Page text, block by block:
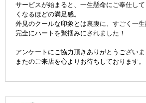
サービスが始まると、一生懸命にご奉仕し
くなるほどの満足感。
外見のクールな印象とは裏腹に、すごく一
完全にハートを鷲掴みにされました！
アンケートにご協力頂きありがとうございま
またのご来店を心よりお待ちしております。